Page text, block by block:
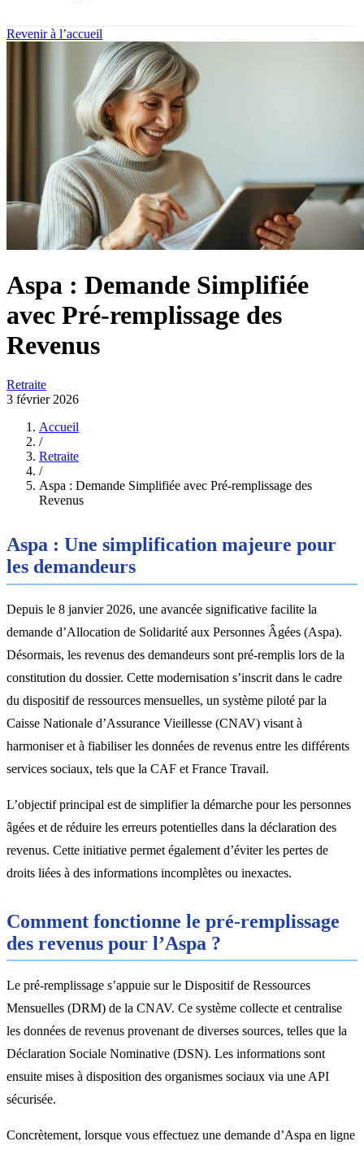
Revenir à l’accueil
Aspa : Demande Simplifiée
avec Pré-remplissage des
Revenus
Retraite
3 février 2026
Accueil
/
Retraite
/
Aspa : Demande Simplifiée avec Pré-remplissage des
Revenus
Aspa : Une simplification majeure pour
les demandeurs
Depuis le 8 janvier 2026, une avancée significative facilite la
demande d’Allocation de Solidarité aux Personnes Âgées (Aspa).
Désormais, les revenus des demandeurs sont pré-remplis lors de la
constitution du dossier. Cette modernisation s’inscrit dans le cadre
du dispositif de ressources mensuelles, un système piloté par la
Caisse Nationale d’Assurance Vieillesse (CNAV) visant à
harmoniser et à fiabiliser les données de revenus entre les différents
services sociaux, tels que la CAF et France Travail.
L’objectif principal est de simplifier la démarche pour les personnes
âgées et de réduire les erreurs potentielles dans la déclaration des
revenus. Cette initiative permet également d’éviter les pertes de
droits liées à des informations incomplètes ou inexactes.
Comment fonctionne le pré-remplissage
des revenus pour l’Aspa ?
Le pré-remplissage s’appuie sur le Dispositif de Ressources
Mensuelles (DRM) de la CNAV. Ce système collecte et centralise
les données de revenus provenant de diverses sources, telles que la
Déclaration Sociale Nominative (DSN). Les informations sont
ensuite mises à disposition des organismes sociaux via une API
sécurisée.
Concrètement, lorsque vous effectuez une demande d’Aspa en ligne